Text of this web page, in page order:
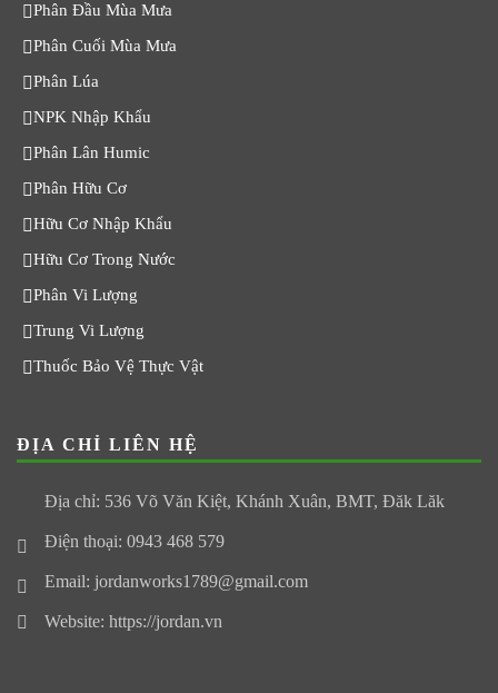
Phân Đầu Mùa Mưa
Phân Cuối Mùa Mưa
Phân Lúa
NPK Nhập Khẩu
Phân Lân Humic
Phân Hữu Cơ
Hữu Cơ Nhập Khẩu
Hữu Cơ Trong Nước
Phân Vi Lượng
Trung Vi Lượng
Thuốc Bảo Vệ Thực Vật
ĐỊA CHỈ LIÊN HỆ
Địa chỉ: 536 Võ Văn Kiệt, Khánh Xuân, BMT, Đăk Lăk
Điện thoại: 0943 468 579
Email: jordanworks1789@gmail.com
Website: https://jordan.vn